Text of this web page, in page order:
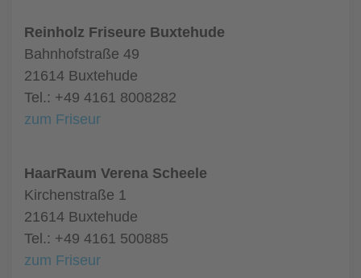
Reinholz Friseure Buxtehude
Bahnhofstraße 49
21614 Buxtehude
Tel.: +49 4161 8008282
zum Friseur
HaarRaum Verena Scheele
Kirchenstraße 1
21614 Buxtehude
Tel.: +49 4161 500885
zum Friseur